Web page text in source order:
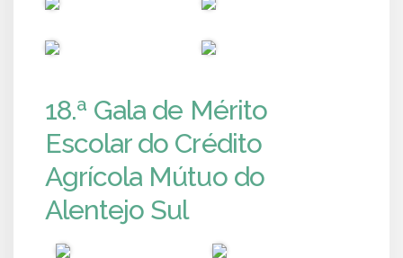
18.ª Gala de Mérito
Escolar do Crédito
Agrícola Mútuo do
Alentejo Sul